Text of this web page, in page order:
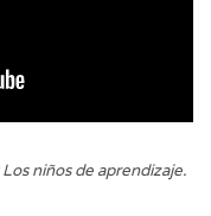
niños de aprendizaje.